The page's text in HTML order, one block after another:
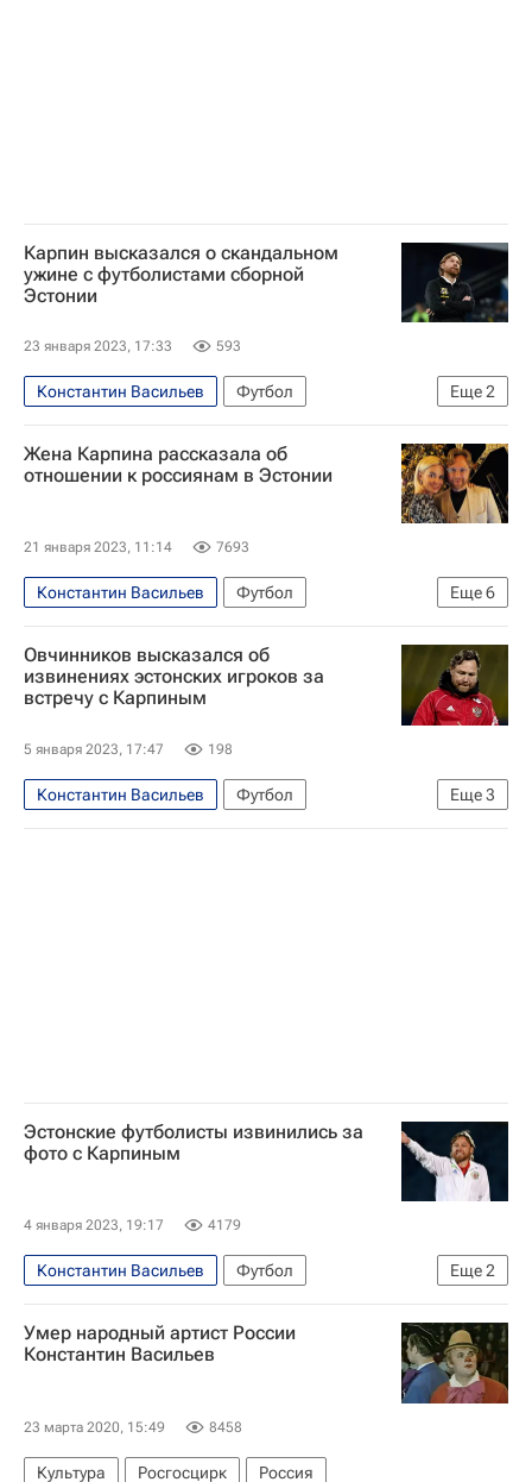
Карпин высказался о скандальном
ужине с футболистами сборной
Эстонии
23 января 2023, 17:33 593
Еще2
Константин Васильев
Футбол
Валерий Карпин
Андрес Опер
Жена Карпина рассказала об
отношении к россиянам в Эстонии
21 января 2023, 11:14 7693
Еще6
Константин Васильев
Футбол
Вокруг спорта
Валерий Карпин
Андрес Опер
Эстония Россия
Овчинников высказался об
извинениях эстонских игроков за
встречу с Карпиным
5 января 2023, 17:47 198
Еще3
Константин Васильев
Футбол
Валерий Карпин
Андрес Опер Ален
Эстонские футболисты извинились за
фото с Карпиным
4 января 2023, 19:17 4179
Еще2
Константин Васильев
Футбол
Валерий Карпин
Андрес Опер
Умер народный артист России
Константин Васильев
23 марта 2020, 15:49 8458
Культура Росгосцирк Россия